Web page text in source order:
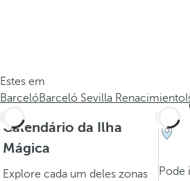
Estes em
BarcelóBarceló Sevilla Renacimiento
Calendário da Ilha
Mágica
Explore cada um deles zonas
Pode